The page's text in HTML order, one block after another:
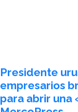
Presidente
empresarios
para abrir una